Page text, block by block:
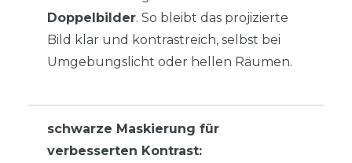
Doppelbilder. So bleibt das projizierte
Bild klar und kontrastreich, selbst bei
Umgebungslicht oder hellen Räumen.
schwarze Maskierung für
verbesserten Kontrast: